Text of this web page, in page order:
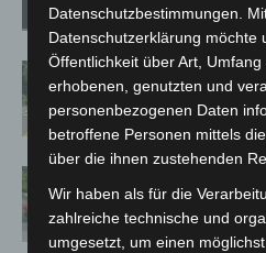
Verwandte Artikel Mehr vom
Brand im
Kreuz
Datenschutzbestimmungen.
Datenschutzerklärung möchte
Öffentlichkeit über Art,
erhobenen, genutzten und
personenbezogenen Daten
betroffene Personen mittels
über die ihnen zustehenden
Wir haben als für die
zahlreiche technische und
umgesetzt, um einen